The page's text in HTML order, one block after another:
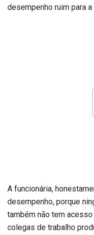
desempenho ruim para
A funcionária,
desempenho, porque
também não tem
colegas de trabalho